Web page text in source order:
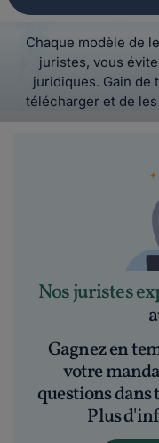
Chaque modèle de
juristes, vous
juridiques. Gain de
télécharger et de
Nos juristes
Gagnez en
votre
questions dans
Plus